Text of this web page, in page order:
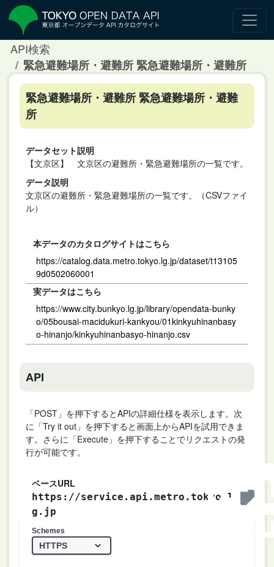
API検索
緊急避難場所・避難所 緊急避難場所・避難所
緊急避難場所・避難所 緊急避難場所・避難
所
データセット説明
【文京区】 文京区の避難所・緊急避難場所の一覧です。
データ説明
文京区の避難所・緊急避難場所の一覧です。（CSVファイ
ル）
本データのカタログサイトはこちら
https://catalog.data.metro.tokyo.lg.jp/dataset/t13105
9d0502060001
実データはこちら
https://www.city.bunkyo.lg.jp/library/opendata-bunky
o/05bousai-macidukuri-kankyou/01kinkyuhinanbasy
o-hinanjo/kinkyuhinanbasyo-hinanjo.csv
API
「POST」を押下するとAPIの詳細仕様を表示します。次
に「Try it out」を押下すると画面上からAPIを試用できま
す。さらに「Execute」を押下することでリクエストの発
行が可能です。
ベースURL
https://service.api.metro.tokyo.l
g.jp
Schemes